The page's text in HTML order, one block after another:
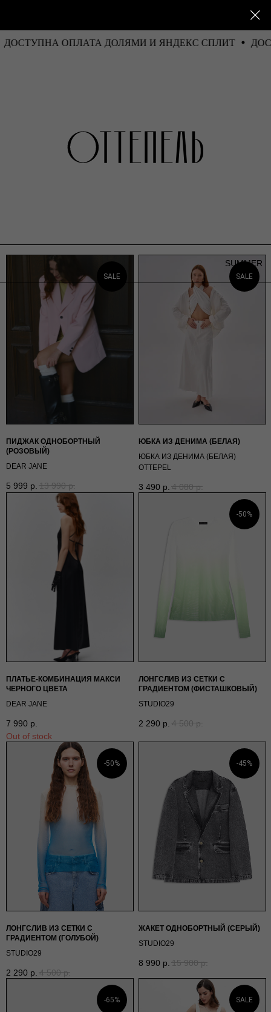
ДОСТУПНА ОПЛАТА ДОЛЯМИ И ЯНДЕКС СПЛИТ
SALE
ПИДЖАК ОДНОБОРТНЫЙ
(РОЗОВЫЙ)
DEAR JANE
5 999 р. 13 990 р.
SALE
ЮБКА ИЗ ДЕНИМА (БЕЛАЯ)
ЮБКА ИЗ ДЕНИМА (БЕЛАЯ)
OTTEPEL
3 490 р. 4 080 р.
ПЛАТЬЕ-КОМБИНАЦИЯ МАКСИ
ЧЕРНОГО ЦВЕТА
DEAR JANE
7 990 р.
Out of stock
-50%
ЛОНГСЛИВ ИЗ СЕТКИ С
ГРАДИЕНТОМ (ФИСТАШКОВЫЙ)
STUDIO29
2 290 р. 4 500 р.
-50%
ЛОНГСЛИВ ИЗ СЕТКИ С
ГРАДИЕНТОМ (ГОЛУБОЙ)
STUDIO29
2 290 р. 4 500 р.
-45%
ЖАКЕТ ОДНОБОРТНЫЙ (СЕРЫЙ)
STUDIO29
8 990 р. 15 900 р.
-65% SALE